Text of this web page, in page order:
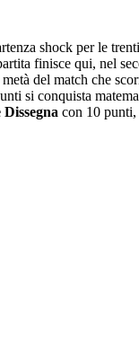
shock per le
finisce qui, nel
del match che
si conquista
Dissegna con 10 punti,